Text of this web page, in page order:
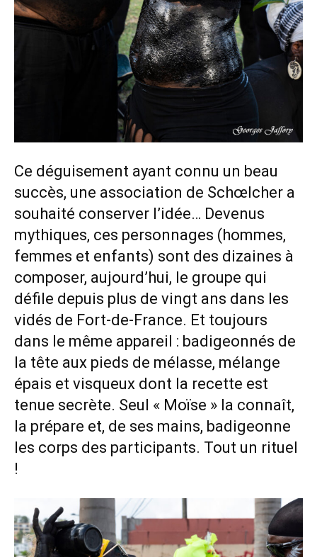
Ce déguisement ayant connu un beau
succès, une association de Schœlcher a
souhaité conserver l’idée… Devenus
mythiques, ces personnages (hommes,
femmes et enfants) sont des dizaines à
composer, aujourd’hui, le groupe qui
défile depuis plus de vingt ans dans les
vidés de Fort-de-France. Et toujours
dans le même appareil : badigeonnés de
la tête aux pieds de mélasse, mélange
épais et visqueux dont la recette est
tenue secrète. Seul « Moïse » la connaît,
la prépare et, de ses mains, badigeonne
les corps des participants. Tout un rituel
!